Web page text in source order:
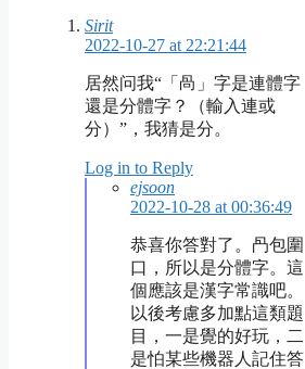
Sirit
2022-10-27 at 22:21:44
居然问我“「咼」字是連體字
還是分體字？（輸入連或
分）”，我猜是分。
Log in to Reply
ejsoon
2022-10-28 at 00:36:49
恭喜你答對了。冎包圍
口，所以是分體字。這
個應該是漢字常識吧。
以後考慮多加點這類題
目，一是覺的好玩，二
是怕某些機器人記住答